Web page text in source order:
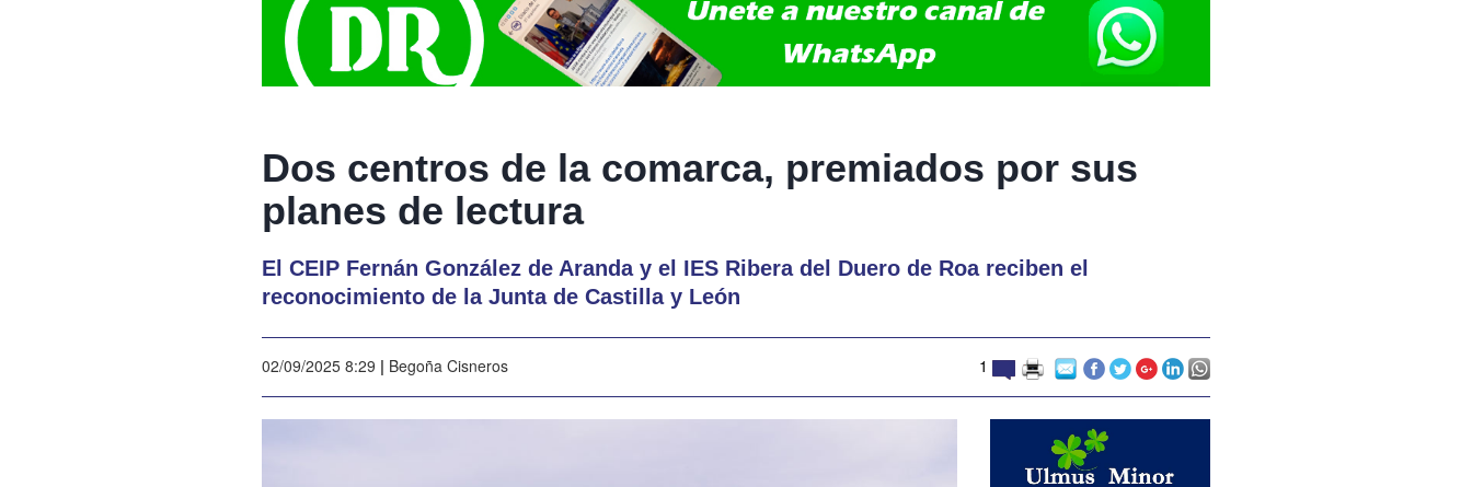
Dos centros de la comarca, premiados por sus
planes de lectura
El CEIP Fernán González de Aranda y el IES Ribera del Duero de Roa reciben el
reconocimiento de la Junta de Castilla y León
02/09/2025 8:29 | Begoña Cisneros 1